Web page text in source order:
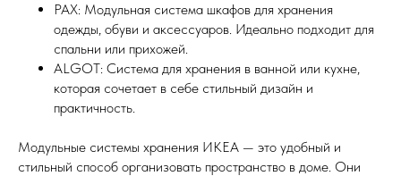
PAX: Модульная система шкафов для хранения
одежды, обуви и аксессуаров. Идеально подходит для
спальни или прихожей.
ALGOT: Система для хранения в ванной или кухне,
которая сочетает в себе стильный дизайн и
практичность.
Модульные системы хранения ИКЕА — это удобный и
стильный способ организовать пространство в доме. Они